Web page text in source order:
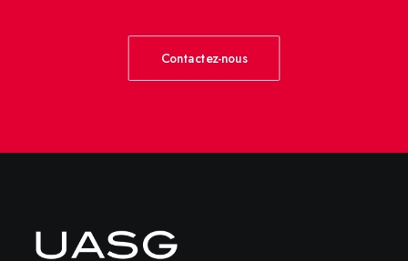
Contactez-nous